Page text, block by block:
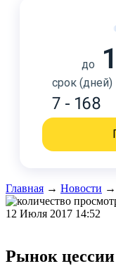
до
срок (дней)
7 - 168
Главная → Новости →
12 Июля 2017 14:52
Рынок